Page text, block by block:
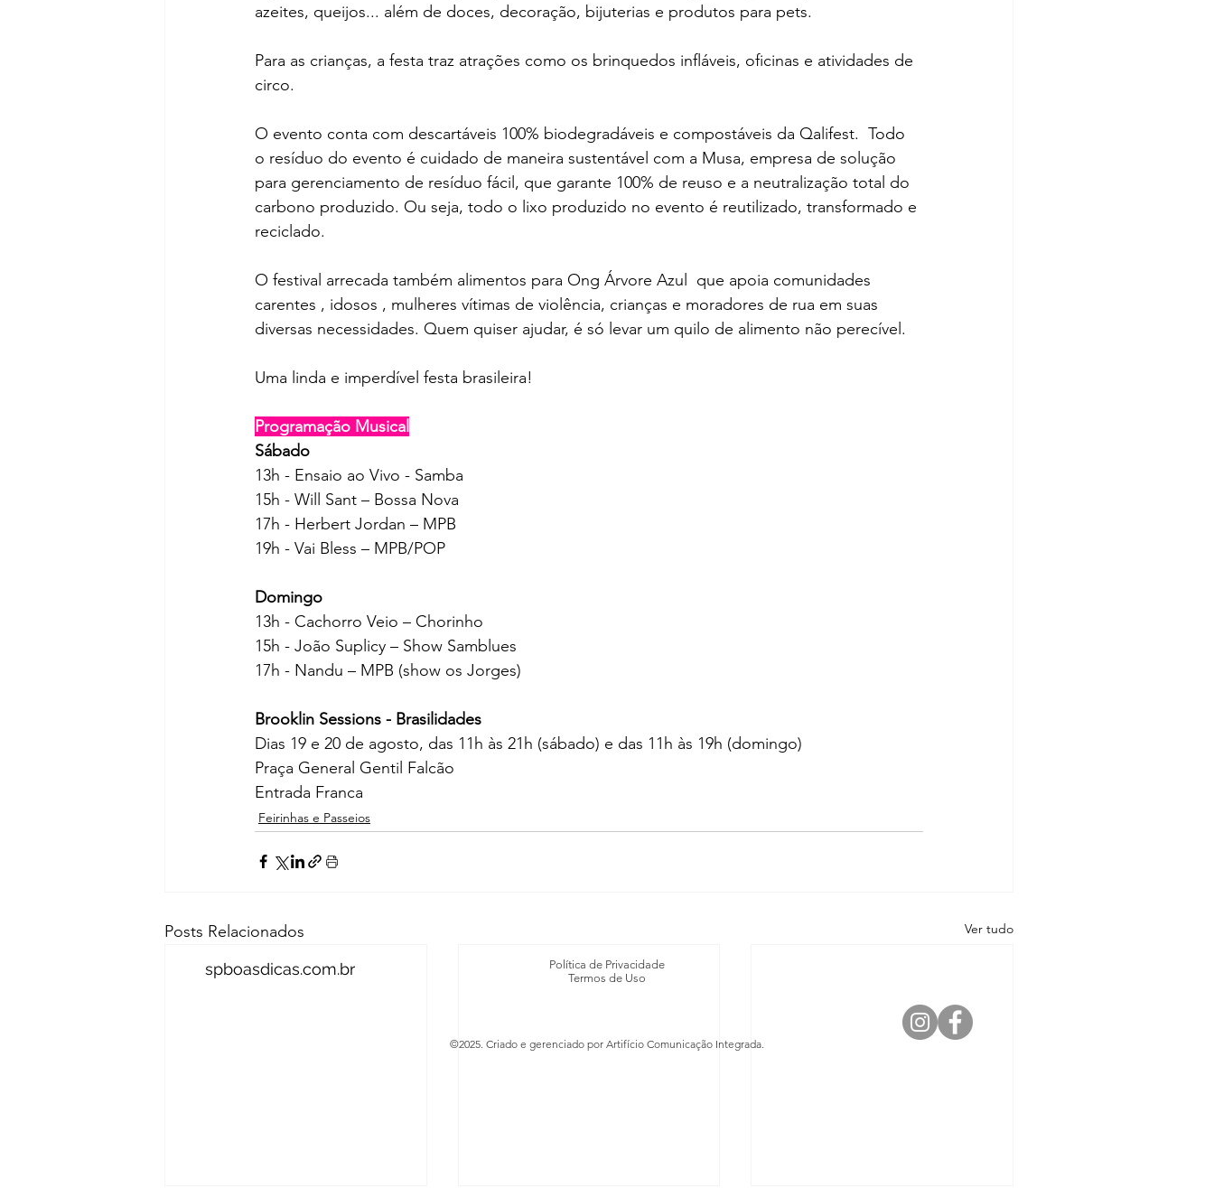
azeites, queijos... além de doces, decoração, bijuterias e produtos para pets.
Para as crianças, a festa traz atrações como os brinquedos infláveis, oficinas e atividades de
circo.
O evento conta com descartáveis 100% biodegradáveis e compostáveis da Qalifest.  Todo
o resíduo do evento é cuidado de maneira sustentável com a Musa, empresa de solução
para gerenciamento de resíduo fácil, que garante 100% de reuso e a neutralização total do
carbono produzido. Ou seja, todo o lixo produzido no evento é reutilizado, transformado e
reciclado.
O festival arrecada também alimentos para Ong Árvore Azul  que apoia comunidades
carentes , idosos , mulheres vítimas de violência, crianças e moradores de rua em suas
diversas necessidades. Quem quiser ajudar, é só levar um quilo de alimento não perecível.
Uma linda e imperdível festa brasileira!
Programação Musical
Sábado
13h - Ensaio ao Vivo - Samba
15h - Will Sant – Bossa Nova
17h - Herbert Jordan – MPB
19h - Vai Bless – MPB/POP
Domingo
13h - Cachorro Veio – Chorinho
15h - João Suplicy – Show Samblues
17h - Nandu – MPB (show os Jorges)
Brooklin Sessions - Brasilidades
Dias 19 e 20 de agosto, das 11h às 21h (sábado) e das 11h às 19h (domingo)
Praça General Gentil Falcão
Entrada Franca
Feirinhas e Passeios
Posts Relacionados Ver tudo
spboasdicas.com.br
Política de Privacidade
Termos de Uso
©2025. Criado e gerenciado por Artifício Comunicação Integrada.